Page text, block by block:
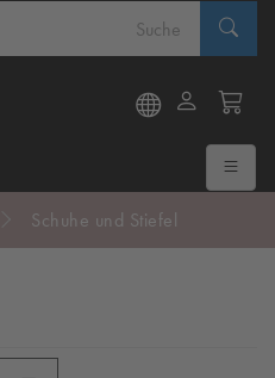
Schuhe und Stiefel